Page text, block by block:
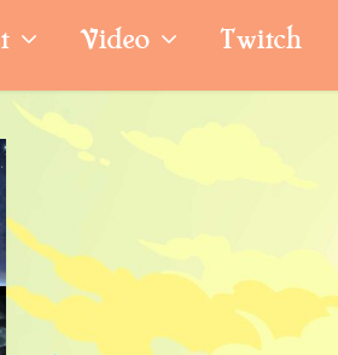
Video Twitch